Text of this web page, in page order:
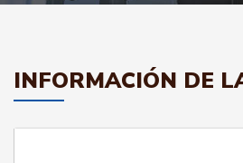
INFORMACIÓN DE